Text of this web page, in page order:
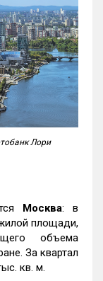
Лори
Москва: в
площади,
объема
За квартал
кв. м.